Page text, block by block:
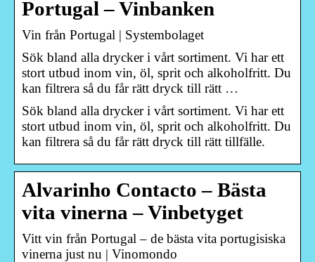
Portugal – Vinbanken
Vin från Portugal | Systembolaget
Sök bland alla drycker i vårt sortiment. Vi har ett
stort utbud inom vin, öl, sprit och alkoholfritt. Du
kan filtrera så du får rätt dryck till rätt …
Sök bland alla drycker i vårt sortiment. Vi har ett
stort utbud inom vin, öl, sprit och alkoholfritt. Du
kan filtrera så du får rätt dryck till rätt tillfälle.
Alvarinho Contacto – Bästa
vita vinerna – Vinbetyget
Vitt vin från Portugal – de bästa vita portugisiska
vinerna just nu | Vinomondo